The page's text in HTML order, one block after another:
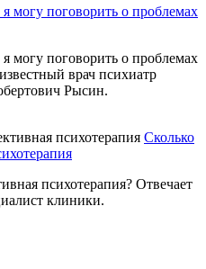
могу поговорить о проблемах
могу поговорить о проблемах
врач психиатр
Рысин.
Сколько
психотерапия? Отвечает
клиники.